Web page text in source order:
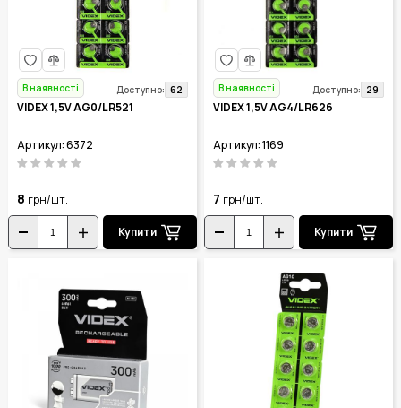
В наявності Доступно: 62
VIDEX 1,5V AG0/LR521
Артикул: 6372
8 грн/шт.
Купити
В наявності Доступно: 29
VIDEX 1,5V AG4/LR626
Артикул: 1169
7 грн/шт.
Купити